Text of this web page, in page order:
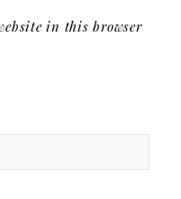
in this browser